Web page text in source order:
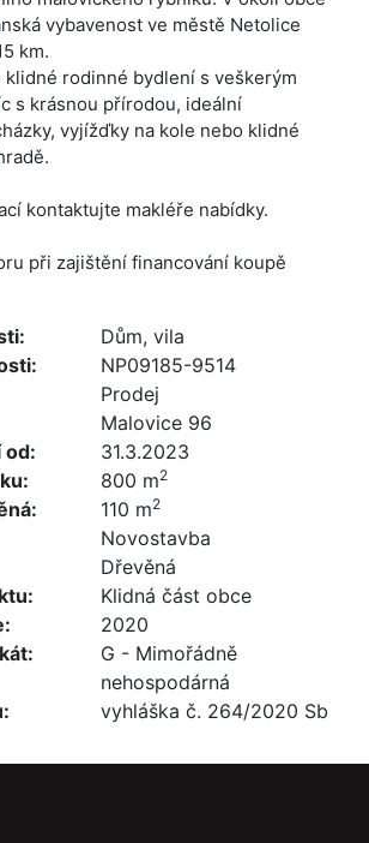
vybavenost ve městě Netolice
km.
rodinné bydlení s veškerým
s krásnou přírodou, ideální
vyjížďky na kole nebo klidné
kontaktujte makléře nabídky.
při zajištění financování koupě
Dům, vila
NP09185-9514
Prodej
Malovice 96
od:
31.3.2023
800 m2
110 m2
Novostavba
Dřevěná
Klidná část obce
2020
G - Mimořádně
nehospodárná
vyhláška č. 264/2020 Sb